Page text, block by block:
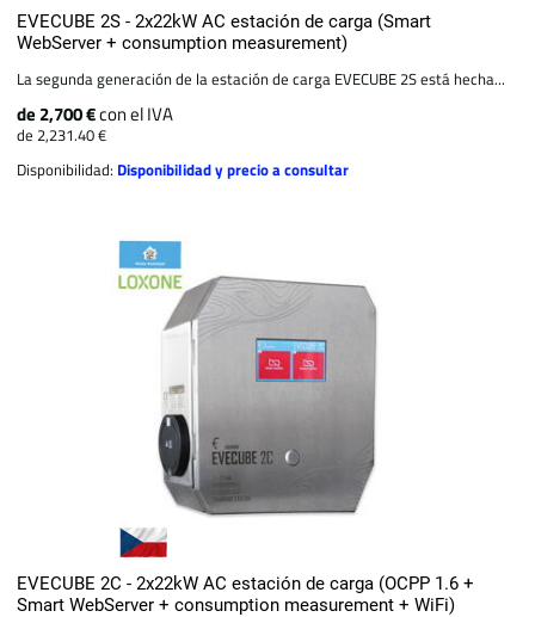
EVECUBE 2S - 2x22kW AC estación de carga (Smart
WebServer + consumption measurement)
La segunda generación de la estación de carga EVECUBE 2S está hecha...
de 2,700 €con el IVA
de 2,231.40 €
Disponibilidad: Disponibilidad y precio a consultar
EVECUBE 2C - 2x22kW AC estación de carga (OCPP 1.6 +
Smart WebServer + consumption measurement + WiFi)